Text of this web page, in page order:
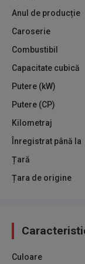
Anul de producție
Caroserie
Combustibil
Capacitate cubică
Putere (kW)
Putere (CP)
Kilometraj
Înregistrat până la
Țară
Țara de origine
Culoare